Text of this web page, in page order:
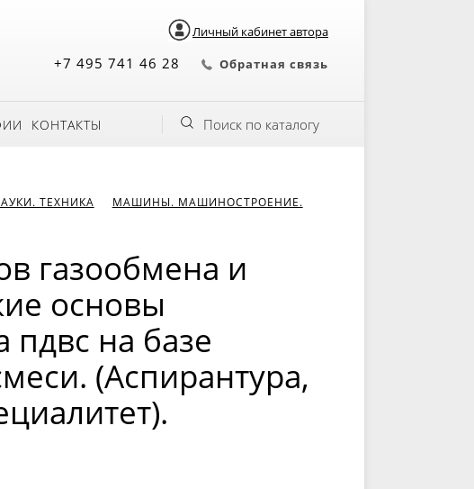
Личный кабинет автора
+7 495 741 46 28 Обратная связь
КОНТАКТЫ Поиск по каталогу
ТЕХНИКА
МАШИНЫ. МАШИНОСТРОЕНИЕ.
газообмена и
основы
пдвс на базе
(Аспирантура,